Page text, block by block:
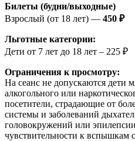
Билеты (будни/выходные)
Взрослый (от 18 лет) — 450 ₽
Льготные категории:
Дети от 7 лет до 18 лет – 225 ₽
Ограничения к просмотру:
На сеанс не допускаются дети
алкогольного или
посетители, страдающие от
системы и заболеваний
головокружений или
чувствительности к вспышкам